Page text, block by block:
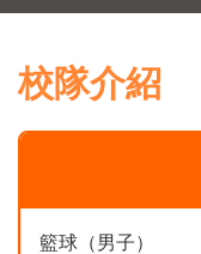
航
連
結
校隊介紹
籃球（男子）